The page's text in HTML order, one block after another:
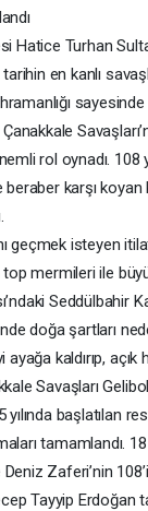
Hatice Turhan
en kanlı
sayesinde
Çanakkale
rol oynadı. 108
beraber karşı
geçmek isteyen
top mermileri ile
Seddülbahir
doğa şartları
kaldırıp,
Savaşları
yılında başlatılan
tamamlandı.
Zaferi’nin
Tayyip Erdoğan